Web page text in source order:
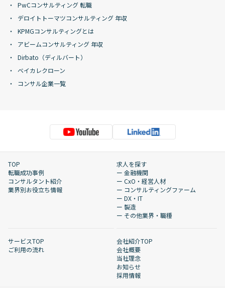
PwCコンサルティング 転職
デロイトトーマツコンサルティング 年収
KPMGコンサルティングとは
アビームコンサルティング 年収
Dirbato（ディルバート）
ベイカレクローン
コンサル企業一覧
TOP
転職成功事例
コンサルタント紹介
業界別お役立ち情報
求人を探す
ー 金融機関
ー CxO・経営人材
ー コンサルティングファーム
ー DX・IT
ー 製造
ー その他業界・職種
サービスTOP
ご利用の流れ
会社紹介TOP
会社概要
当社理念
お知らせ
採用情報